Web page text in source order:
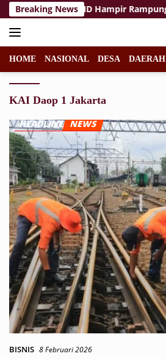
Langsung
ke
konten
Breaking News
Area TMMD Hampir Rampung
HOME NASIONAL DESA DAERAH
KAI Daop 1 Jakarta
BISNIS 8 Februari 2026